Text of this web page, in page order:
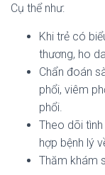
Cụ thể như:
Khi trẻ có
thương, ho
Chẩn đoán
phổi, viêm
phổi.
Theo dõi
hợp bệnh lý
Thăm khám